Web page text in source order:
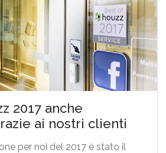
2017 anche
ai nostri clienti
per noi del 2017 è stato il